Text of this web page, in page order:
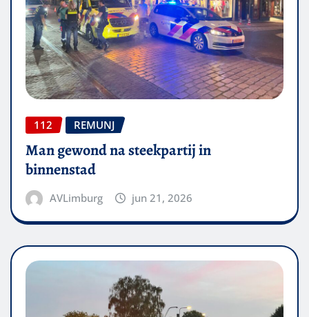
112 REMUNJ
Man gewond na steekpartij in
binnenstad
AVLimburg jun 21, 2026